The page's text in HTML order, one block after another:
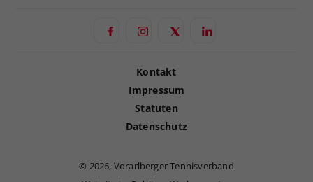
Kontakt
Impressum
Statuten
Datenschutz
© 2026, Vorarlberger Tennisverband